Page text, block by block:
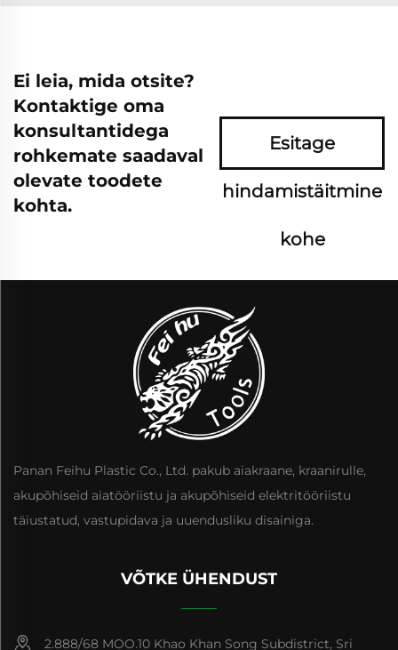
Ei leia, mida otsite?
Kontaktige oma
konsultantidega
rohkemate saadaval
olevate toodete
kohta.
Esitage
hindamistäitmine
kohe
Panan Feihu Plastic Co., Ltd. pakub aiakraane, kraanirulle,
akupõhiseid aiatööriistu ja akupõhiseid elektritööriistu
täiustatud, vastupidava ja uuendusliku disainiga.
VÕTKE ÜHENDUST
2.888/68 MOO.10 Khao Khan Song Subdistrict, Sri